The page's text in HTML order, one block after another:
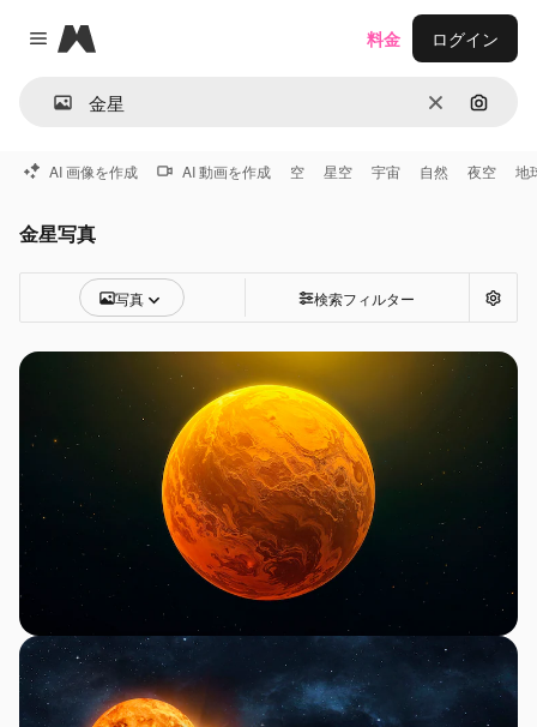
Close menu
Magnific
消去 画像で
料金 ログイン
AI 画像を作成 AI 動画を作成 空 星空 宇宙 自然 夜空 地
金星写真
写真 検索フィルター